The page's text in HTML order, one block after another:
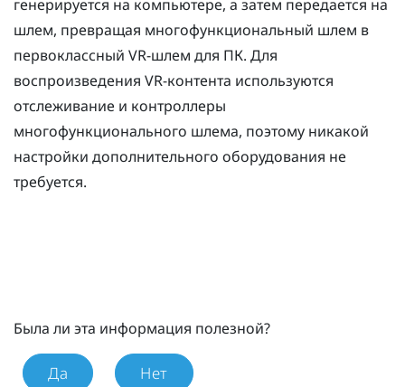
генерируется на компьютере, а затем передается на
шлем, превращая многофункциональный шлем в
первоклассный VR-шлем для ПК. Для
воспроизведения VR-контента используются
отслеживание и контроллеры
многофункционального шлема, поэтому никакой
настройки дополнительного оборудования не
требуется.
Была ли эта информация полезной?
Да Нет